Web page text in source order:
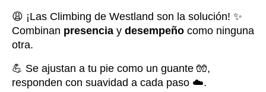
😩 ¡Las Climbing de Westland son la solución! ✨
Combinan presencia y desempeño como ninguna
otra.
💪 Se ajustan a tu pie como un guante 🧤,
responden con suavidad a cada paso ☁️.